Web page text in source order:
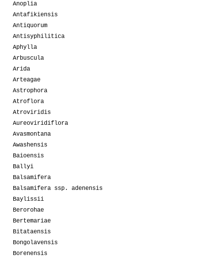
Anoplia
Antafikiensis
Antiquorum
Antisyphilitica
Aphylla
Arbuscula
Arida
Arteagae
Astrophora
Atroflora
Atroviridis
Aureoviridiflora
Avasmontana
Awashensis
Baioensis
Ballyi
Balsamifera
Balsamifera ssp. adenensis
Baylissii
Berorohae
Bertemariae
Bitataensis
Bongolavensis
Borenensis